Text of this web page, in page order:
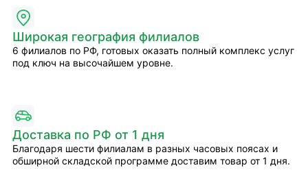
Широкая география филиалов
6 филиалов по РФ, готовых оказать полный комплекс услуг
под ключ на высочайшем уровне.
Доставка по РФ от 1 дня
Благодаря шести филиалам в разных часовых поясах и
обширной складской программе доставим товар от 1 дня.